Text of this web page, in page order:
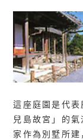
這座庭園是代
兒島故宮」的
家作為別墅所